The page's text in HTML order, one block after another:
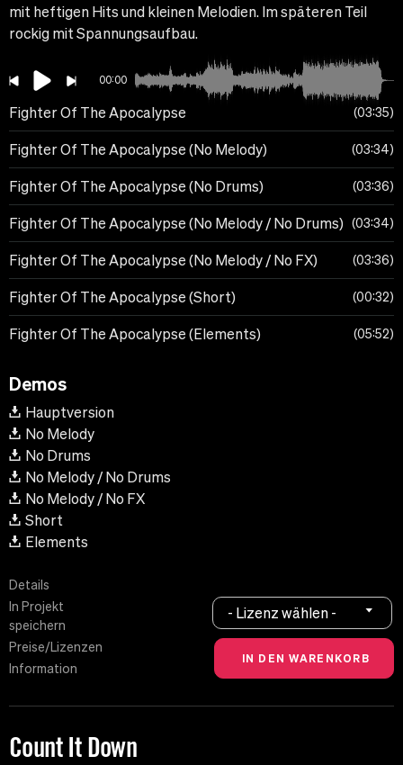
mit heftigen Hits und kleinen Melodien. Im späteren Teil
rockig mit Spannungsaufbau.
00:00
Fighter Of The Apocalypse 03:35
Fighter Of The Apocalypse (No Melody) 03:34
Fighter Of The Apocalypse (No Drums) 03:36
Fighter Of The Apocalypse (No Melody / No Drums) 03:34
Fighter Of The Apocalypse (No Melody / No FX) 03:36
Fighter Of The Apocalypse (Short) 00:32
Fighter Of The Apocalypse (Elements) 05:52
Demos
Hauptversion
No Melody
No Drums
No Melody / No Drums
No Melody / No FX
Short
Elements
Details
In Projekt
speichern
Preise/Lizenzen
Information
- Lizenz wählen -
Count It Down